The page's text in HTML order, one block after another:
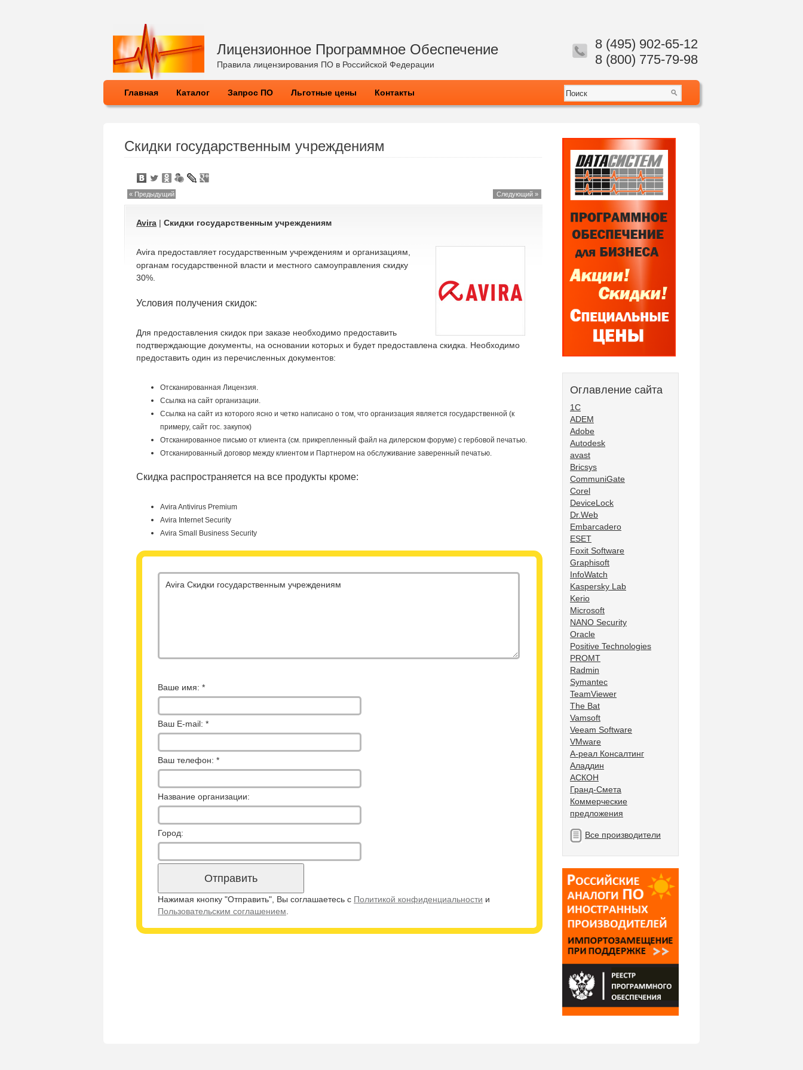
Лицензионное Программное Обеспечение
Правила лицензирования ПО в Российской Федерации
8 (495) 902-65-12
8 (800) 775-79-98
Главная Каталог Запрос ПО Льготные цены Контакты
Скидки государственным учреждениям
« Предыдущий Следующий »
Avira | Скидки государственным учреждениям
Avira предоставляет государственным учреждениям и организациям,
органам государственной власти и местного самоуправления скидку
30%.
Условия получения скидок:
Для предоставления скидок при заказе необходимо предоставить
подтверждающие документы, на основании которых и будет предоставлена скидка. Необходимо
предоставить один из перечисленных документов:
Отсканированная Лицензия.
Ссылка на сайт организации.
Ссылка на сайт из которого ясно и четко написано о том, что организация является государственной (к
примеру, сайт гос. закупок)
Отсканированное письмо от клиента (см. прикрепленный файл на дилерском форуме) с гербовой печатью.
Отсканированный договор между клиентом и Партнером на обслуживание заверенный печатью.
Скидка распространяется на все продукты кроме:
Avira Antivirus Premium
Avira Internet Security
Avira Small Business Security
Ваше имя: *
Ваш E-mail: *
Ваш телефон: *
Название организации:
Город:
Нажимая кнопку "Отправить", Вы соглашаетесь с Политикой конфиденциальности и
Пользовательским соглашением.
Оглавление сайта
1С
ADEM
Adobe
Autodesk
avast
Bricsys
CommuniGate
Corel
DeviceLock
Dr.Web
Embarcadero
ESET
Foxit Software
Graphisoft
InfoWatch
Kaspersky Lab
Kerio
Microsoft
NANO Security
Oracle
Positive Technologies
PROMT
Radmin
Symantec
TeamViewer
The Bat
Vamsoft
Veeam Software
VMware
А-реал Консалтинг
Аладдин
АСКОН
Гранд-Смета
Коммерческие
предложения
Все производители